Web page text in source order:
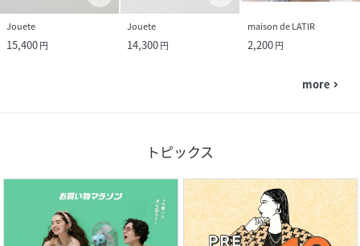
Jouete
15,400円
Jouete
14,300円
maison de LATIR
2,200円
more navigate_next
トピックス